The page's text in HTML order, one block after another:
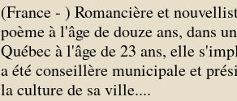
(France - ) Romancière et
poème à l'âge de douze ans, dans
Québec à l'âge de 23 ans, elle
a été conseillère municipale et
la culture de sa ville....